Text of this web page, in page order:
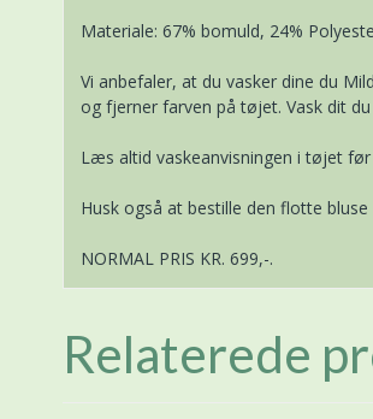
Materiale: 67% bomuld, 24%
Vi anbefaler, at du vasker dine du
og fjerner farven på tøjet. Vask dit
Læs altid vaskeanvisningen i tøjet før
Husk også at bestille den flotte
NORMAL PRIS KR. 699,-.
Relaterede